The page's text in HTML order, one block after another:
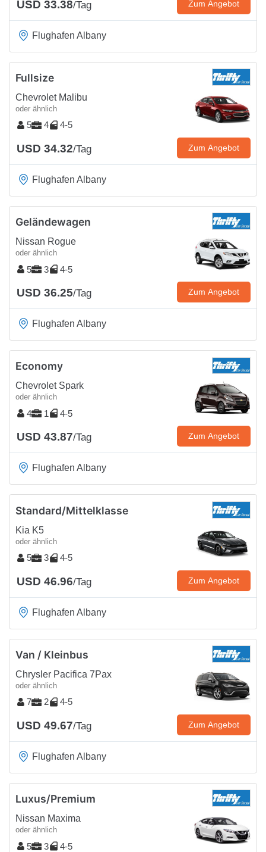
USD 33.38/Tag Zum Angebot
Flughafen Albany
Fullsize
Chevrolet Malibu
oder ähnlich
5 4 4-5
USD 34.32/Tag Zum Angebot
Flughafen Albany
Geländewagen
Nissan Rogue
oder ähnlich
5 3 4-5
USD 36.25/Tag Zum Angebot
Flughafen Albany
Economy
Chevrolet Spark
oder ähnlich
4 1 4-5
USD 43.87/Tag Zum Angebot
Flughafen Albany
Standard/Mittelklasse
Kia K5
oder ähnlich
5 3 4-5
USD 46.96/Tag Zum Angebot
Flughafen Albany
Van / Kleinbus
Chrysler Pacifica 7Pax
oder ähnlich
7 2 4-5
USD 49.67/Tag Zum Angebot
Flughafen Albany
Luxus/Premium
Nissan Maxima
oder ähnlich
5 3 4-5